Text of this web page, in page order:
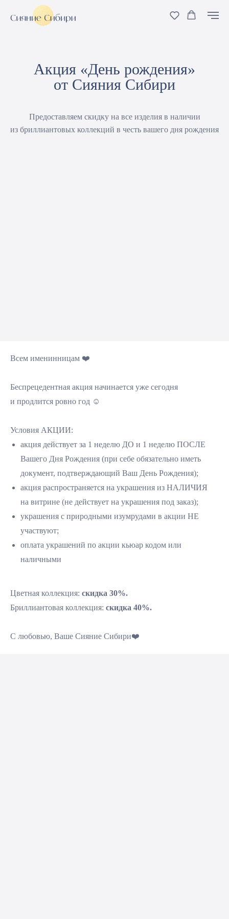
Акция «День рождения»
от Сияния Сибири
Предоставляем скидку на все изделия в наличии
из бриллиантовых коллекций в честь вашего дня рождения
Всем именинницам ❤️
Беспрецедентная акция начинается уже сегодня
и продлится ровно год ☺️
Условия АКЦИИ:
акция действует за 1 неделю ДО и 1 неделю ПОСЛЕ
Вашего Дня Рождения (при себе обязательно иметь
документ, подтверждающий Ваш День Рождения);
акция распространяется на украшения из НАЛИЧИЯ
на витрине (не действует на украшения под заказ);
украшения с природными изумрудами в акции НЕ
участвуют;
оплата украшений по акции кьюар кодом или
наличными
Цветная коллекция: скидка 30%.
Бриллиантовая коллекция: скидка 40%.
С любовью, Ваше Сияние Сибири❤️